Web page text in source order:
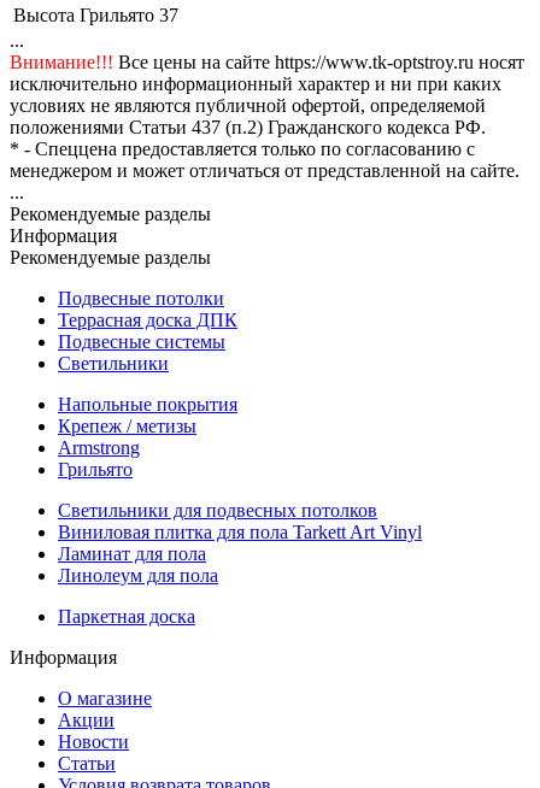
Высота Грильято 37
...
Внимание!!! Все цены на сайте https://www.tk-optstroy.ru носят
исключительно информационный характер и ни при каких
условиях не являются публичной офертой, определяемой
положениями Статьи 437 (п.2) Гражданского кодекса РФ.
* - Спеццена предоставляется только по согласованию с
менеджером и может отличаться от представленной на сайте.
...
Рекомендуемые разделы
Информация
Рекомендуемые разделы
Подвесные потолки
Террасная доска ДПК
Подвесные системы
Светильники
Напольные покрытия
Крепеж / метизы
Armstrong
Грильято
Светильники для подвесных потолков
Виниловая плитка для пола Tarkett Art Vinyl
Ламинат для пола
Линолеум для пола
Паркетная доска
Информация
О магазине
Акции
Новости
Статьи